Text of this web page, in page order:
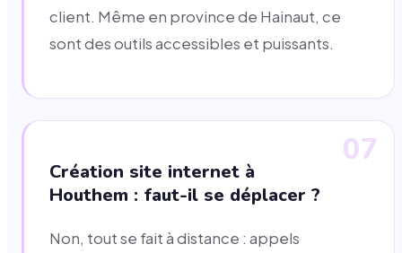
client. Même en province de Hainaut, ce
sont des outils accessibles et puissants.
07
Création site internet à
Houthem : faut-il se déplacer ?
Non, tout se fait à distance : appels